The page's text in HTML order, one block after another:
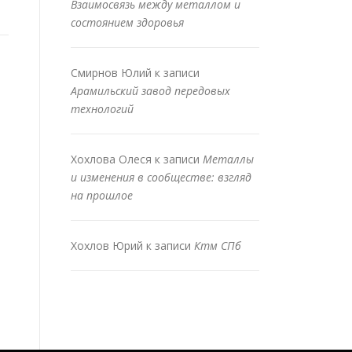
Взаимосвязь между металлом и
состоянием здоровья
Смирнов Юлий к записи
Арамильский завод передовых
технологий
Хохлова Олеся к записи Металлы
и изменения в сообществе: взгляд
на прошлое
Хохлов Юрий к записи Ктм СПб